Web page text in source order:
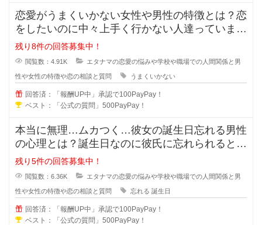
恋愛がうまくいかない女性や男性の特徴とは？恋
をしたいのに中々上手く行かない人達っています
よね？行動や発言に問題があり異性
残り8件の回答募集中！
閲覧数：4.91K エタナマの恋愛の悩みや学校や職場での人間関係と男
性や女性の特徴や恋の相談と質問 うまくいかない
回答済：「報酬UP中」承認で100PayPay！
ベスト：「公式の質問」500PayPay！
本当に無理…ムカつく…彼女の誕生日忘れる男性
の心理とは？誕生日なのに彼氏に忘れられると悲
しくなってしまいますよね。忘れて
残り5件の回答募集中！
閲覧数：6.36K エタナマの恋愛の悩みや学校や職場での人間関係と男
性や女性の特徴や恋の相談と質問 忘れる 誕生日
回答済：「報酬UP中」承認で100PayPay！
ベスト：「公式の質問」500PayPay！